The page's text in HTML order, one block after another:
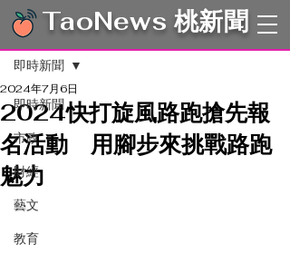
TaoNews 桃新聞
文章
即時新聞
市政
財經
藝文
教育
即時新聞
2024快打旋風路跑搶先報
名活動 用腳步來挑戰路跑
魅力
2024年7月6日